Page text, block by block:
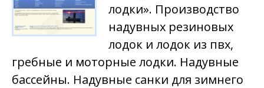
лодки». Производство
надувных резиновых
лодок и лодок из пвх,
гребные и моторные лодки. Надувные
бассейны. Надувные санки для зимнего